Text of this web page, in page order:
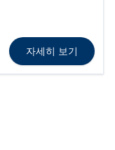
자세히 보기